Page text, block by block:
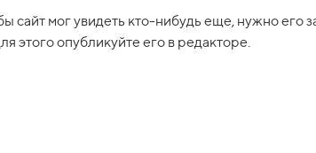
сайт мог увидеть кто-нибудь еще, нужно его
этого опубликуйте его в редакторе.